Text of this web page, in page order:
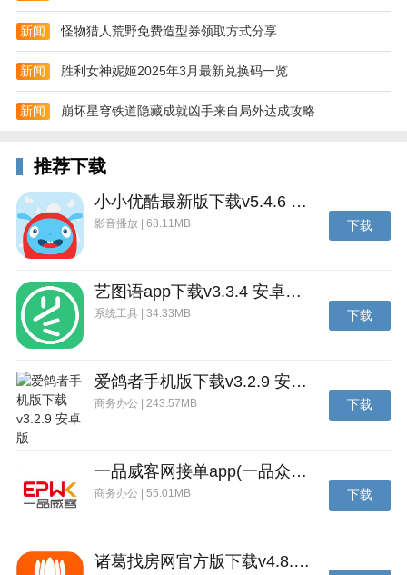
4、提供马蒂斯体、楷体及简繁转换等多种字体样式供
用户选择使用。
新闻 怪物猎人荒野免费造型券领取方式分享
新闻 胜利女神妮姬2025年3月最新兑换码一览
新闻 崩坏星穹铁道隐藏成就凶手来自局外达成攻略
推荐下载
小小优酷最新版下载v5.4.6 安卓官方版
影音播放 | 68.11MB 下载
艺图语app下载v3.3.4 安卓免费版
系统工具 | 34.33MB 下载
爱鸽者手机版下载v3.2.9 安卓版
商务办公 | 243.57MB 下载
一品威客网接单app(一品众包)下载v2.7.1 安卓最新版
商务办公 | 55.01MB 下载
诸葛找房网官方版下载v4.8.1.1 安卓最新版